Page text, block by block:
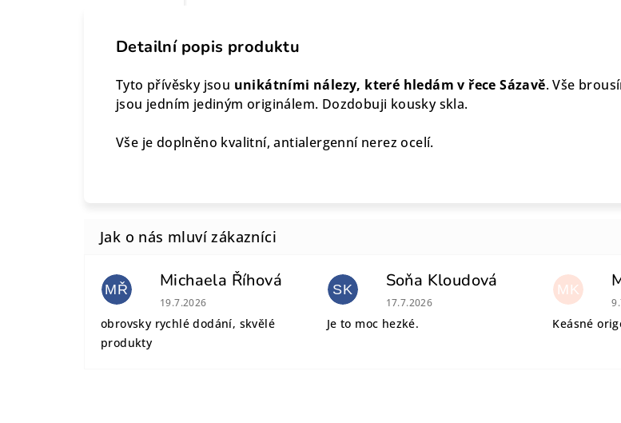
Detailní popis produktu
Tyto přívěsky jsou unikátními nálezy, které hledám v řece Sázavě. Vše
jsou jedním jediným originálem. Dozdobuji kousky skla.
Vše je doplněno kvalitní, antialergenní nerez ocelí.
MŘ Michaela Říhová
Hodnocení obchodu je 5 z 5 hvězdiček.
19.7.2026
obrovsky rychlé dodání, skvělé
produkty
SK Soňa Kloudová
Hodnocení obchodu je 5 z 5 hvězdiček.
17.7.2026
Je to moc hezké.
MK
Keásné